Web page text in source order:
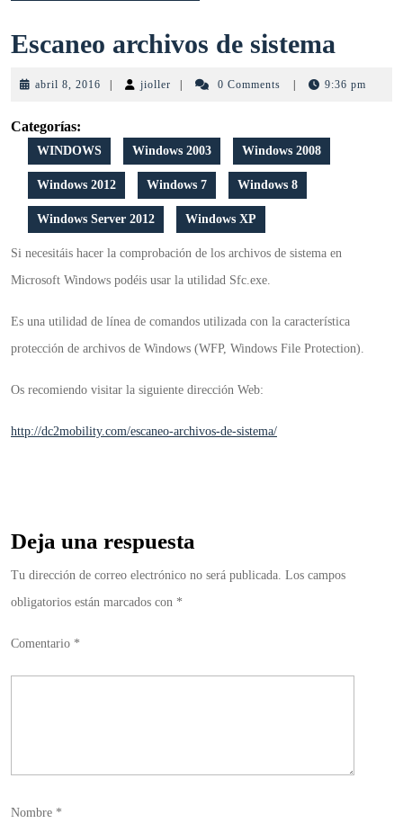
Escaneo archivos de sistema
abril 8, 2016 abril
jioller jioller 0 Comments 9:36 pm
Categorías:
WINDOWS Windows 2003 Windows 2008
Windows 2012 Windows 7 Windows 8
Windows Server 2012 Windows XP
Si necesitáis hacer la comprobación de los archivos de sistema en
Microsoft Windows podéis usar la utilidad Sfc.exe.
Es una utilidad de línea de comandos utilizada con la característica
protección de archivos de Windows (WFP, Windows File Protection).
Os recomiendo visitar la siguiente dirección Web:
http://dc2mobility.com/escaneo-archivos-de-sistema/
Deja una respuesta
Tu dirección de correo electrónico no será publicada. Los campos
obligatorios están marcados con *
Comentario *
Nombre *